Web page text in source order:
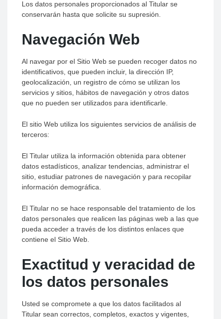
Los datos personales proporcionados al Titular se
conservarán hasta que solicite su supresión.
Navegación Web
Al navegar por el Sitio Web se pueden recoger datos no
identificativos, que pueden incluir, la dirección IP,
geolocalización, un registro de cómo se utilizan los
servicios y sitios, hábitos de navegación y otros datos
que no pueden ser utilizados para identificarle.
El sitio Web utiliza los siguientes servicios de análisis de
terceros:
El Titular utiliza la información obtenida para obtener
datos estadísticos, analizar tendencias, administrar el
sitio, estudiar patrones de navegación y para recopilar
información demográfica.
El Titular no se hace responsable del tratamiento de los
datos personales que realicen las páginas web a las que
pueda acceder a través de los distintos enlaces que
contiene el Sitio Web.
Exactitud y veracidad de
los datos personales
Usted se compromete a que los datos facilitados al
Titular sean correctos, completos, exactos y vigentes,